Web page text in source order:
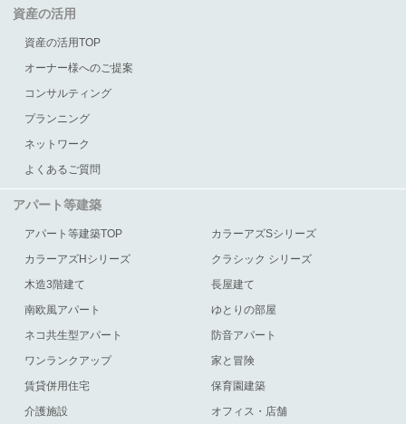
資産の活用
資産の活用TOP
オーナー様へのご提案
コンサルティング
プランニング
ネットワーク
よくあるご質問
アパート等建築
アパート等建築TOP
カラーアズSシリーズ
カラーアズHシリーズ
クラシック シリーズ
木造3階建て
長屋建て
南欧風アパート
ゆとりの部屋
ネコ共生型アパート
防音アパート
ワンランクアップ
家と冒険
賃貸併用住宅
保育園建築
介護施設
オフィス・店舗